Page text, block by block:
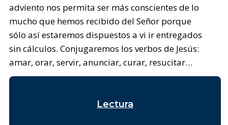
adviento nos permita ser más conscientes de lo
mucho que hemos recibido del Señor porque
sólo así estaremos dispuestos a vi ir entregados
sin cálculos. Conjugaremos los verbos de Jesús:
amar, orar, servir, anunciar, curar, resucitar…
Lectura